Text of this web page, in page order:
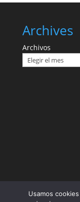
Archives
Archivos
Usamos